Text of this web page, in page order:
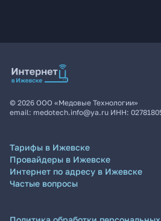
© 2026 ООО «Медовые Технологии»
email: medotech.info@ya.ru ИНН:
Тарифы в Ижевске
Провайдеры в Ижевске
Интернет по адресу в Ижевске
Частые вопросы